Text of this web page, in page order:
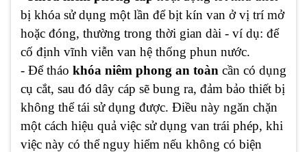
bị khóa sử dụng một lần để bịt kín van ở vị trí mở
hoặc đóng, thường trong thời gian dài - ví dụ: để
cố định vĩnh viễn van hệ thống phun nước.
- Để tháo khóa niêm phong an toàn cần có dụng
cụ cắt, sau đó dây cáp sẽ bung ra, đảm bảo thiết bị
không thể tái sử dụng được. Điều này ngăn chặn
một cách hiệu quả việc sử dụng van trái phép, khi
việc này có thể nguy hiểm nếu không có biện